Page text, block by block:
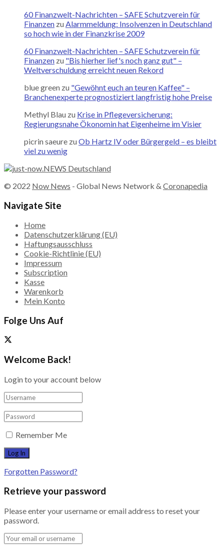
60 Finanzwelt-Nachrichten – SAFE Schutzverein für
Finanzen zu Alarmmeldung: Insolvenzen in Deutschland
so hoch wie in der Finanzkrise 2009
60 Finanzwelt-Nachrichten – SAFE Schutzverein für
Finanzen zu "Bis hierher lief's noch ganz gut" –
Weltverschuldung erreicht neuen Rekord
blue green zu "Gewöhnt euch an teuren Kaffee" –
Branchenexperte prognostiziert langfristig hohe Preise
Methyl Blau zu Krise in Pflegeversicherung:
Regierungsnahe Ökonomin hat Eigenheime im Visier
picrin saeure zu Ob Hartz IV oder Bürgergeld – es bleibt
viel zu wenig
© 2022 Now News - Global News Network & Coronapedia
Navigate Site
Home
Datenschutzerklärung (EU)
Haftungsausschluss
Cookie-Richtlinie (EU)
Impressum
Subscription
Kasse
Warenkorb
Mein Konto
Folge Uns Auf
Welcome Back!
Login to your account below
Remember Me
Forgotten Password?
Retrieve your password
Please enter your username or email address to reset your
password.